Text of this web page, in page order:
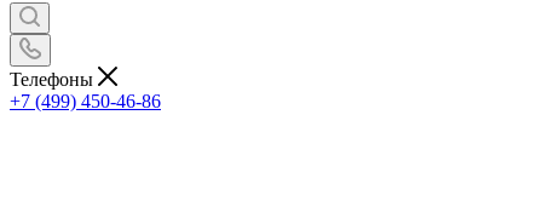
Телефоны
+7 (499) 450-46-86